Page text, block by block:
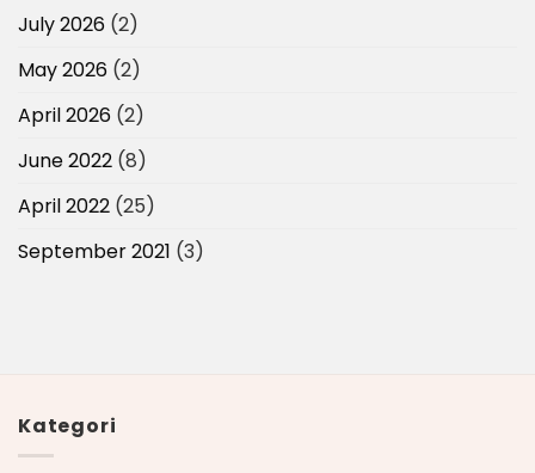
July 2026 (2)
May 2026 (2)
April 2026 (2)
June 2022 (8)
April 2022 (25)
September 2021 (3)
Kategori